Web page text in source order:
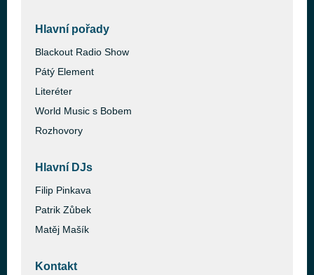
Hlavní pořady
Blackout Radio Show
Pátý Element
Literéter
World Music s Bobem
Rozhovory
Hlavní DJs
Filip Pinkava
Patrik Zůbek
Matěj Mašík
Kontakt